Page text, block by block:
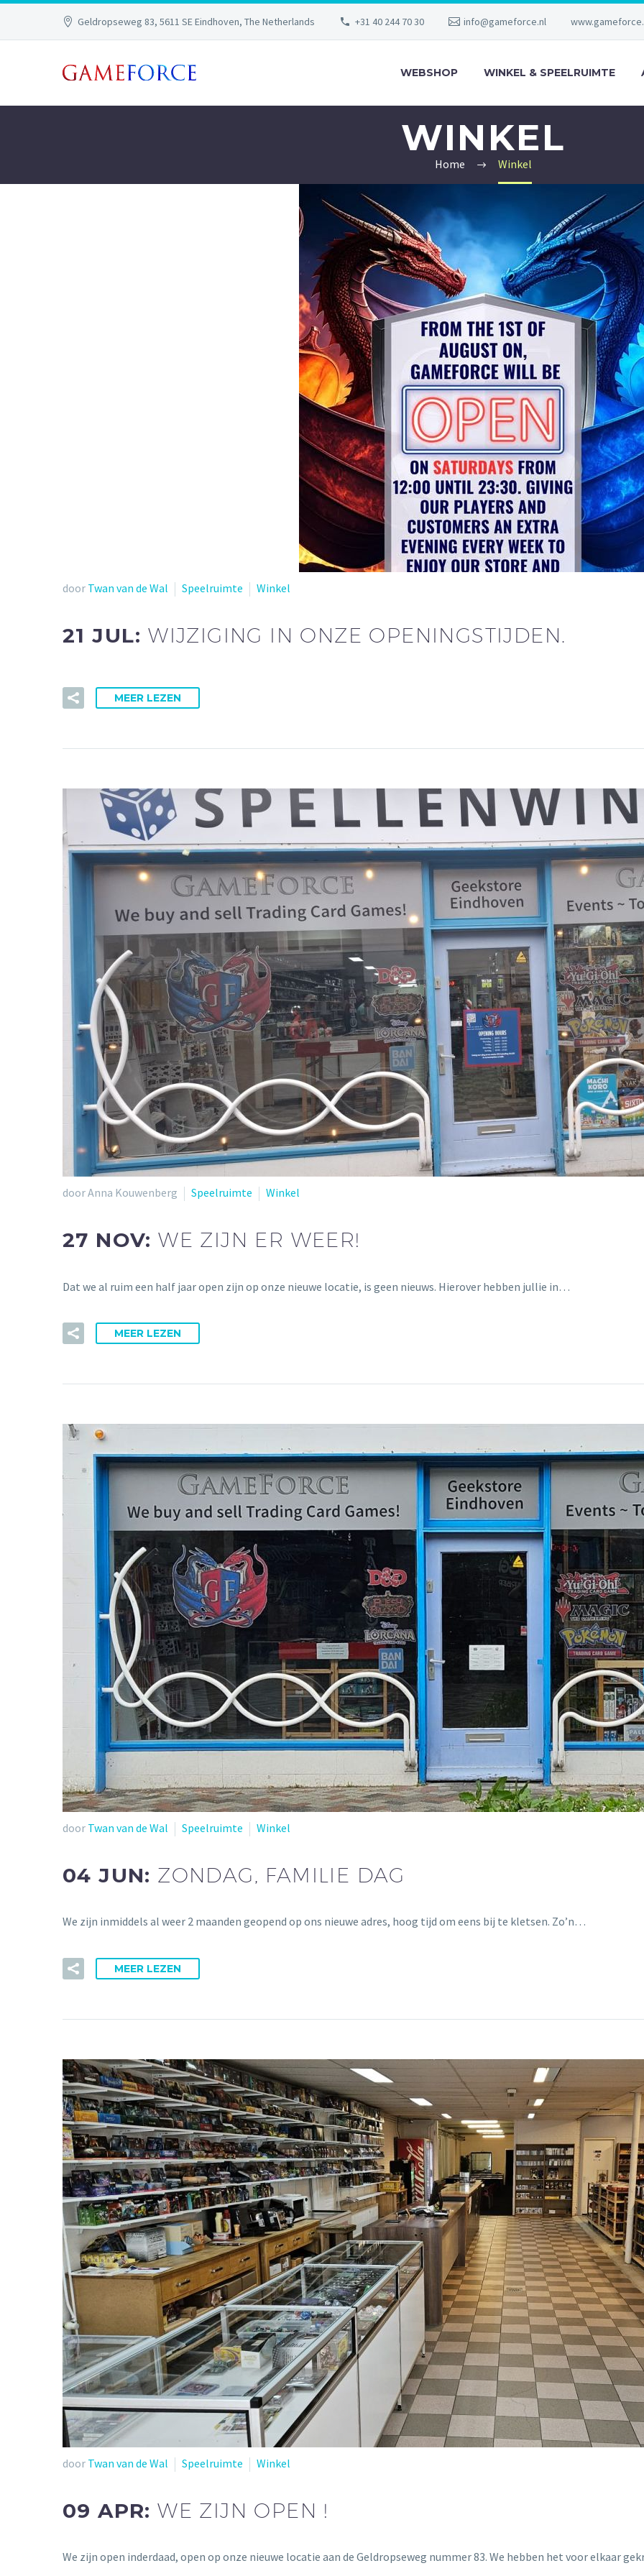
Geldropseweg 83, 5611 SE Eindhoven, The Netherlands +31 40 244 70 30 info@gameforce.nl
WEBSHOP WINKEL & SPEELRUIMTE
WINKEL
Home Winkel
door Twan van de Wal Speelruimte Winkel
21 JUL:WIJZIGING IN ONZE OPENINGSTIJDEN.
MEER LEZEN
door Anna Kouwenberg Speelruimte Winkel
27 NOV:WE ZIJN ER WEER!
Dat we al ruim een half jaar open zijn op onze nieuwe locatie, is geen nieuws. Hierover hebben jullie in…
MEER LEZEN
door Twan van de Wal Speelruimte Winkel
04 JUN: ZONDAG, FAMILIE DAG
We zijn inmiddels al weer 2 maanden geopend op ons nieuwe adres, hoog tijd om eens bij te kletsen. Zo’n…
MEER LEZEN
door Twan van de Wal Speelruimte Winkel
09 APR:WE ZIJN OPEN !
We zijn open inderdaad, open op onze nieuwe locatie aan de Geldropseweg nummer 83. We hebben het voor elkaar